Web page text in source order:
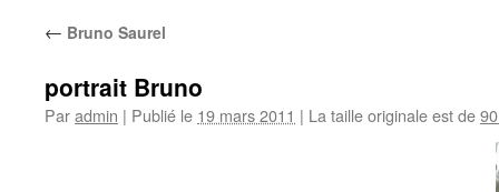
← Bruno Saurel
portrait Bruno
Paradmin | Publié le 19 mars 2011 | La taille originale est de